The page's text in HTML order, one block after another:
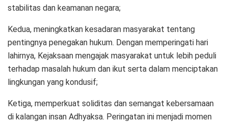
stabilitas dan keamanan negara;
Kedua, meningkatkan kesadaran masyarakat tentang
pentingnya penegakan hukum. Dengan memperingati hari
lahirnya, Kejaksaan mengajak masyarakat untuk lebih peduli
terhadap masalah hukum dan ikut serta dalam menciptakan
lingkungan yang kondusif;
Ketiga, memperkuat soliditas dan semangat kebersamaan
di kalangan insan Adhyaksa. Peringatan ini menjadi momen